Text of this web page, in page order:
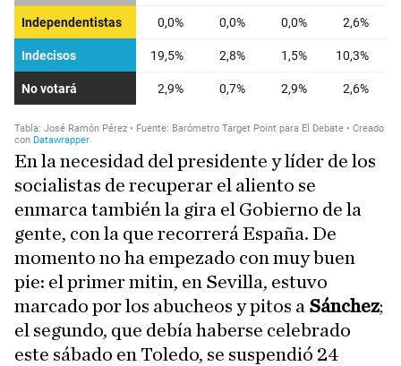
En la necesidad del presidente y líder de los
socialistas de recuperar el aliento se
enmarca también la gira el Gobierno de la
gente, con la que recorrerá España. De
momento no ha empezado con muy buen
pie: el primer mitin, en Sevilla, estuvo
marcado por los abucheos y pitos a Sánchez;
el segundo, que debía haberse celebrado
este sábado en Toledo, se suspendió 24